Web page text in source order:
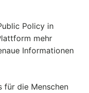
Policy in
mehr
Informationen
für die Menschen